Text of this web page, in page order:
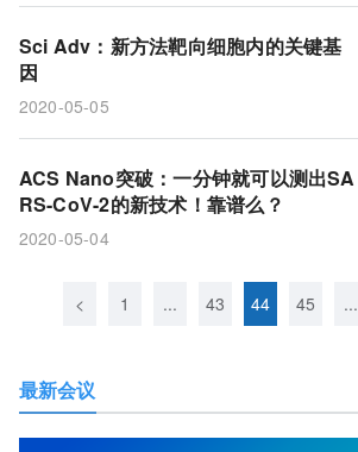
Sci Adv：新方法靶向细胞内的关键基
因
2020-05-05
ACS Nano突破：一分钟就可以测出SA
RS-CoV-2的新技术！靠谱么？
2020-05-04
< 1 ... 43 44 45 ...
最新会议